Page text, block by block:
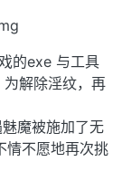
的exe 与工具
解除淫纹，再
魔被施加了无
情不愿地再次挑